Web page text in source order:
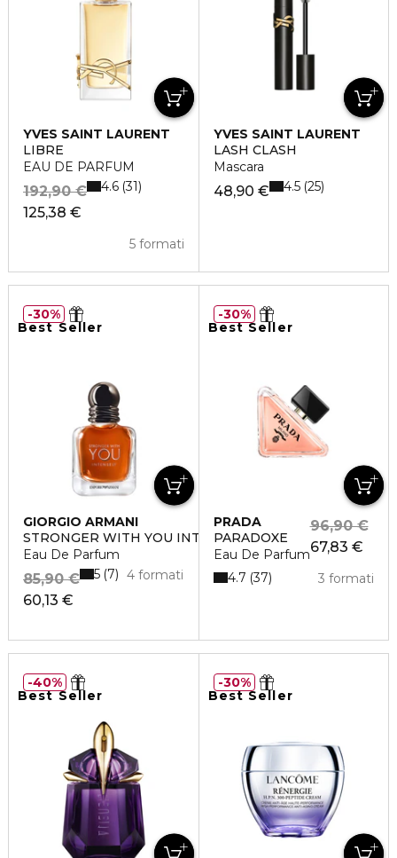
YVES SAINT LAURENT
LIBRE
EAU DE PARFUM
125,38 €
192,90 €
5 formati
4.6 31
YVES SAINT LAURENT
LASH CLASH
Mascara
48,90 € 4.5 25
Best Seller
GIORGIO ARMANI
STRONGER WITH YOU INTENSELY
Eau De Parfum
60,13 €
85,90 € 4 formati
5 7
30%
Best Seller
PRADA
PARADOXE
Eau De Parfum67,83 €
96,90 €
3 formati
4.7 37
30%
Best Seller
40%
Best Seller
30%